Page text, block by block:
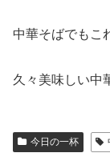
中華そばでもこ
久々美味しい中
今日の一杯